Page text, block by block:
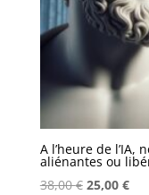
A l’heure de l’IA,
aliénantes ou
38,00€ Le
25,00 €Le